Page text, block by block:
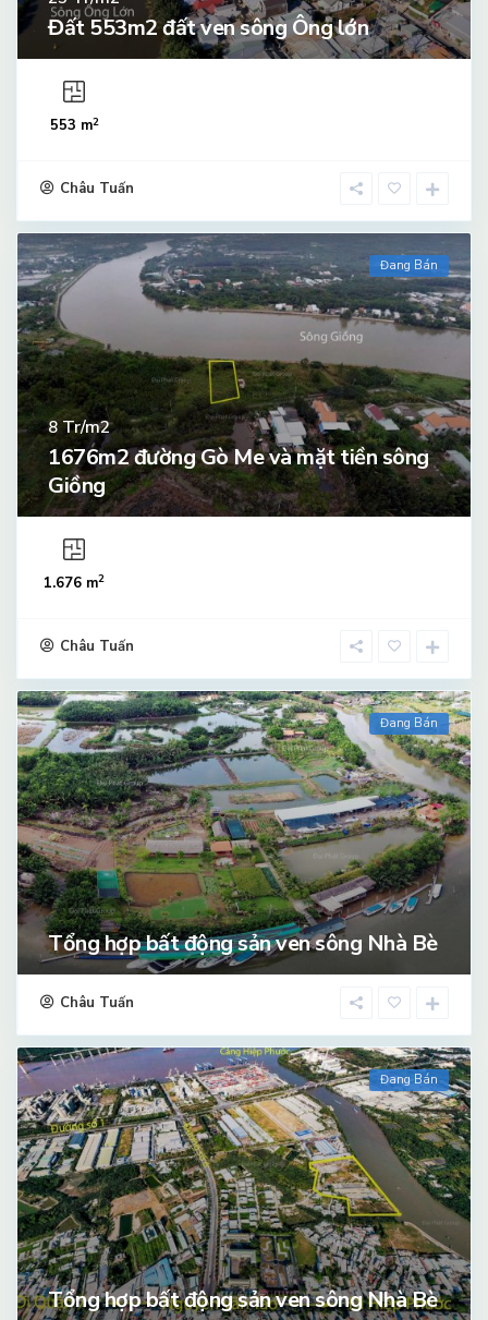
Đất 553m2 đất ven sông Ông lớn
553 m2
Châu Tuấn
Đang Bán
8 Tr/m2
1676m2 đường Gò Me và mặt tiền sông
Giồng
1.676 m2
Châu Tuấn
Đang Bán
Tổng hợp bất động sản ven sông Nhà Bè
Châu Tuấn
Đang Bán
Tổng hợp bất động sản ven sông Nhà Bè